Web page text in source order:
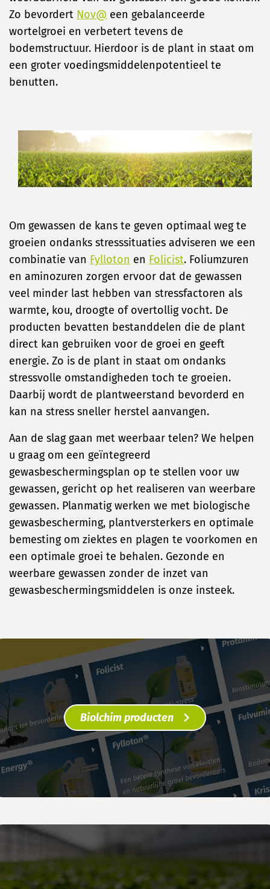
Zo bevordert Nov@ een gebalanceerde
wortelgroei en verbetert tevens de
bodemstructuur. Hierdoor is de plant in staat om
een groter voedingsmiddelenpotentieel te
benutten.
Om gewassen de kans te geven optimaal weg te
groeien ondanks stresssituaties adviseren we een
combinatie van Fylloton en Folicist. Foliumzuren
en aminozuren zorgen ervoor dat de gewassen
veel minder last hebben van stressfactoren als
warmte, kou, droogte of overtollig vocht. De
producten bevatten bestanddelen die de plant
direct kan gebruiken voor de groei en geeft
energie. Zo is de plant in staat om ondanks
stressvolle omstandigheden toch te groeien.
Daarbij wordt de plantweerstand bevorderd en
kan na stress sneller herstel aanvangen.
Aan de slag gaan met weerbaar telen? We helpen
u graag om een geïntegreerd
gewasbeschermingsplan op te stellen voor uw
gewassen, gericht op het realiseren van weerbare
gewassen. Planmatig werken we met biologische
gewasbescherming, plantversterkers en optimale
bemesting om ziektes en plagen te voorkomen en
een optimale groei te behalen. Gezonde en
weerbare gewassen zonder de inzet van
gewasbeschermingsmiddelen is onze insteek.
Biolchim producten